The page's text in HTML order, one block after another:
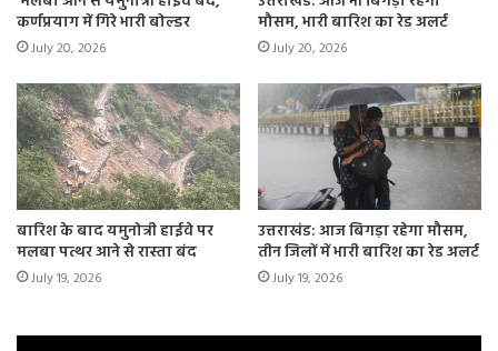
कर्णप्रयाग में गिरे भारी बोल्डर
July 20, 2026
मौसम, भारी बारिश का रेड अलर्ट
July 20, 2026
बारिश के बाद यमुनोत्री हाईवे पर
मलबा पत्थर आने से रास्ता बंद
July 19, 2026
उत्तराखंड: आज बिगड़ा रहेगा मौसम,
तीन जिलों में भारी बारिश का रेड अलर्ट
July 19, 2026